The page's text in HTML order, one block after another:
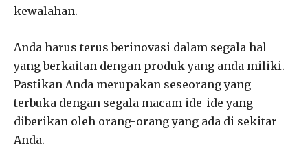
kewalahan.
Anda harus terus berinovasi dalam segala hal
yang berkaitan dengan produk yang anda miliki.
Pastikan Anda merupakan seseorang yang
terbuka dengan segala macam ide-ide yang
diberikan oleh orang-orang yang ada di sekitar
Anda.